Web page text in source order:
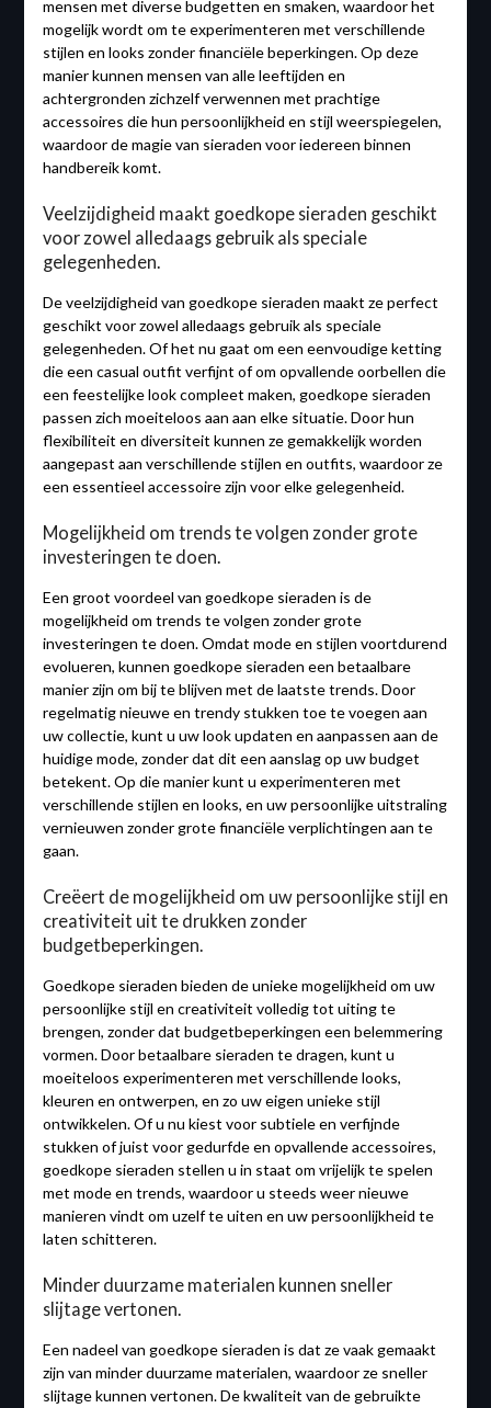
mensen met diverse budgetten en smaken, waardoor het
mogelijk wordt om te experimenteren met verschillende
stijlen en looks zonder financiële beperkingen. Op deze
manier kunnen mensen van alle leeftijden en
achtergronden zichzelf verwennen met prachtige
accessoires die hun persoonlijkheid en stijl weerspiegelen,
waardoor de magie van sieraden voor iedereen binnen
handbereik komt.
Veelzijdigheid maakt goedkope sieraden geschikt
voor zowel alledaags gebruik als speciale
gelegenheden.
De veelzijdigheid van goedkope sieraden maakt ze perfect
geschikt voor zowel alledaags gebruik als speciale
gelegenheden. Of het nu gaat om een eenvoudige ketting
die een casual outfit verfijnt of om opvallende oorbellen die
een feestelijke look compleet maken, goedkope sieraden
passen zich moeiteloos aan aan elke situatie. Door hun
flexibiliteit en diversiteit kunnen ze gemakkelijk worden
aangepast aan verschillende stijlen en outfits, waardoor ze
een essentieel accessoire zijn voor elke gelegenheid.
Mogelijkheid om trends te volgen zonder grote
investeringen te doen.
Een groot voordeel van goedkope sieraden is de
mogelijkheid om trends te volgen zonder grote
investeringen te doen. Omdat mode en stijlen voortdurend
evolueren, kunnen goedkope sieraden een betaalbare
manier zijn om bij te blijven met de laatste trends. Door
regelmatig nieuwe en trendy stukken toe te voegen aan
uw collectie, kunt u uw look updaten en aanpassen aan de
huidige mode, zonder dat dit een aanslag op uw budget
betekent. Op die manier kunt u experimenteren met
verschillende stijlen en looks, en uw persoonlijke uitstraling
vernieuwen zonder grote financiële verplichtingen aan te
gaan.
Creëert de mogelijkheid om uw persoonlijke stijl en
creativiteit uit te drukken zonder
budgetbeperkingen.
Goedkope sieraden bieden de unieke mogelijkheid om uw
persoonlijke stijl en creativiteit volledig tot uiting te
brengen, zonder dat budgetbeperkingen een belemmering
vormen. Door betaalbare sieraden te dragen, kunt u
moeiteloos experimenteren met verschillende looks,
kleuren en ontwerpen, en zo uw eigen unieke stijl
ontwikkelen. Of u nu kiest voor subtiele en verfijnde
stukken of juist voor gedurfde en opvallende accessoires,
goedkope sieraden stellen u in staat om vrijelijk te spelen
met mode en trends, waardoor u steeds weer nieuwe
manieren vindt om uzelf te uiten en uw persoonlijkheid te
laten schitteren.
Minder duurzame materialen kunnen sneller
slijtage vertonen.
Een nadeel van goedkope sieraden is dat ze vaak gemaakt
zijn van minder duurzame materialen, waardoor ze sneller
slijtage kunnen vertonen. De kwaliteit van de gebruikte